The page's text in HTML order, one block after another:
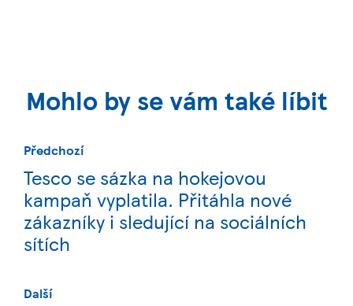
Mohlo by se vám také líbit
Předchozí
Tesco se sázka na hokejovou
kampaň vyplatila. Přitáhla nové
zákazníky i sledující na sociálních
sítích
Další